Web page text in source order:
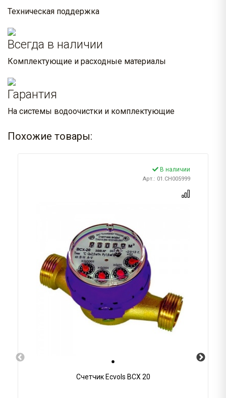
Техническая поддержка
Всегда в наличии
Комплектующие и расходные материалы
Гарантия
На системы водоочистки и комплектующие
Похожие товары:
В наличии
Арт.: 01.CH005999
Счетчик Ecvols ВСХ 20